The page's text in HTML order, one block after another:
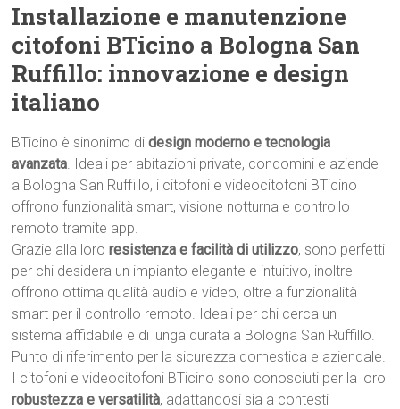
Installazione e manutenzione
citofoni BTicino a Bologna San
Ruffillo: innovazione e design
italiano
BTicino è sinonimo didesign moderno e tecnologia
avanzata. Ideali per abitazioni private, condomini e aziende
a Bologna San Ruffillo, i citofoni e videocitofoni BTicino
offrono funzionalità smart, visione notturna e controllo
remoto tramite app.
Grazie alla lororesistenza e facilità di utilizzo, sono perfetti
per chi desidera un impianto elegante e intuitivo, inoltre
offrono ottima qualità audio e video, oltre a funzionalità
smart per il controllo remoto. Ideali per chi cerca un
sistema affidabile e di lunga durata a Bologna San Ruffillo.
Punto di riferimento per la sicurezza domestica e aziendale.
I citofoni e videocitofoni BTicino sono conosciuti per la loro
robustezza e versatilità, adattandosi sia a contesti